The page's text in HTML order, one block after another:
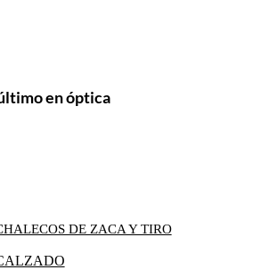
en óptica
DE ZACA Y TIRO